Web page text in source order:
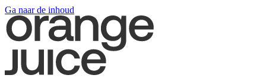
Ga naar de inhoud